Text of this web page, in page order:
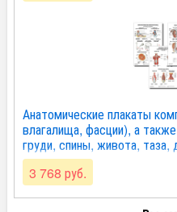
Анатомические плакаты
влагалища, фасции), а
груди, спины, живота, таза,
(покрытие глянцевое).
3 768 руб.